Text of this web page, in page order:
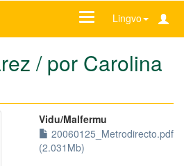
Lingvo
Ŝanĝu
/ por Carolina
Vidu/Malfermu
20060125_Metrodirecto.pdf
(2.031Mb)